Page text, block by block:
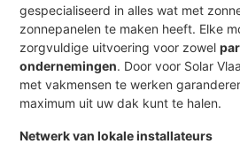
gespecialiseerd in alles wat met
zonnepanelen te maken heeft. Elke
zorgvuldige uitvoering voor zowel
ondernemingen. Door voor Solar
met vakmensen te werken
maximum uit uw dak kunt te halen.
Netwerk van lokale installateurs